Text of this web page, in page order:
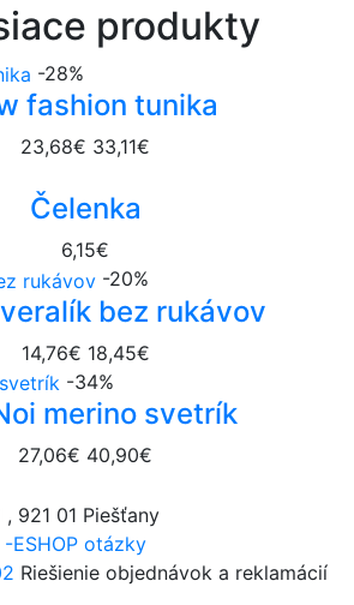
produkty
-28%
fashion tunika
23,68€ 33,11€
Čelenka
6,15€
-20%
bez rukávov
14,76€ 18,45€
-34%
merino svetrík
27,06€ 40,90€
921 01 Piešťany
ESHOP otázky
Riešienie objednávok a reklamácií